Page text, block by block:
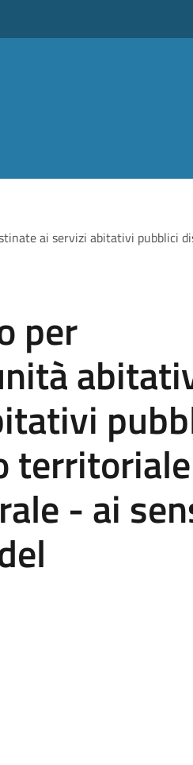
ai servizi abitativi pubblici
per
territoriale
- ai